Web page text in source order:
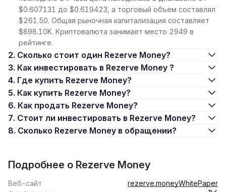
$0.607131 до $0.619423, а торговый объем составлял
$261.50. Общая рыночная капитализация составляет
$898.10K. Криптовалюта занимает место 2949 в
рейтинге.
2. Сколько стоит один Rezerve Money?
3. Как инвестировать в Rezerve Money ?
4. Где купить Rezerve Money?
5. Как купить Rezerve Money?
6. Как продать Rezerve Money?
7. Стоит ли инвестировать в Rezerve Money?
8. Сколько Rezerve Money в обращении?
Подробнее о Rezerve Money
Веб-сайт rezerve.moneyWhitePaper